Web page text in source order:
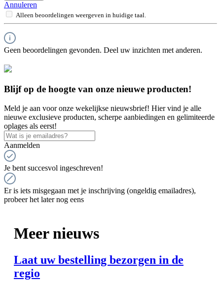
Annuleren
Alleen beoordelingen weergeven in huidige taal.
Geen beoordelingen gevonden. Deel uw inzichten met anderen.
Blijf op de hoogte van onze nieuwe producten!
Meld je aan voor onze wekelijkse nieuwsbrief! Hier vind je alle
nieuwe exclusieve producten, scherpe aanbiedingen en gelimiteerde
oplages als eerst!
Aanmelden
Je bent succesvol ingeschreven!
Er is iets misgegaan met je inschrijving (ongeldig emailadres),
probeer het later nog eens
Meer nieuws
Laat uw bestelling bezorgen in de
regio